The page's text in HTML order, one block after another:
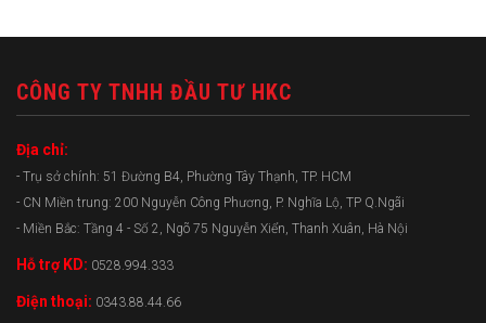
CÔNG TY TNHH ĐẦU TƯ HKC
Địa chỉ:
- Trụ sở chính: 51 Đường B4, Phường Tây Thạnh, TP. HCM
- CN Miền trung: 200 Nguyễn Công Phương, P. Nghĩa Lộ, TP Q.Ngãi
- Miền Bắc: Tầng 4 - Số 2, Ngõ 75 Nguyễn Xiển, Thanh Xuân, Hà Nội
Hỗ trợ KD: 0528.994.333
Điện thoại: 0343.88.44.66